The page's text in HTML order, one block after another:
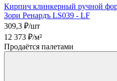
Кирпич клинкерный ручной
Зори Ренардъ LS039 - LF
309,3 ₽/шт
12 373 ₽/м²
Продаётся палетами